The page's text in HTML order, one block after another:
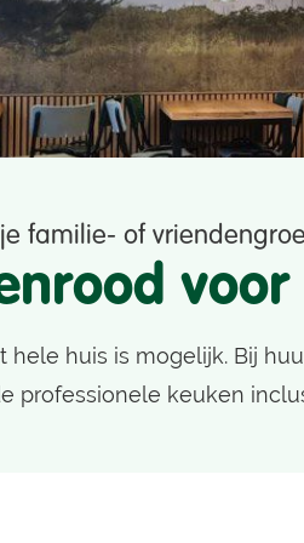
Boek een verblijf
familie- of
hele huis is mogelijk. Bij
professionele keuken